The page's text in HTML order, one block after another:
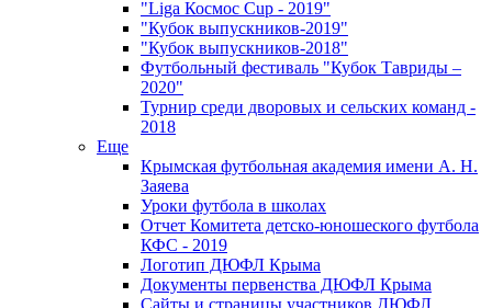
"Liga Космос Cup - 2019"
"Кубок выпускников-2019"
"Кубок выпускников-2018"
Футбольный фестиваль "Кубок Тавриды –
2020"
Турнир среди дворовых и сельских команд -
2018
Еще
Крымская футбольная академия имени А. Н.
Заяева
Уроки футбола в школах
Отчет Комитета детско-юношеского футбола
КФС - 2019
Логотип ДЮФЛ Крыма
Документы первенства ДЮФЛ Крыма
Сайты и страницы участников ДЮФЛ